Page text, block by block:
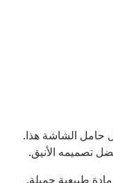
حامل الشاشة هذا.
تصميمه الأنيق.
طبيعية جميلة.